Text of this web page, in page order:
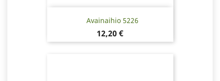
Avainaihio 5226
Hinta
12,20 €